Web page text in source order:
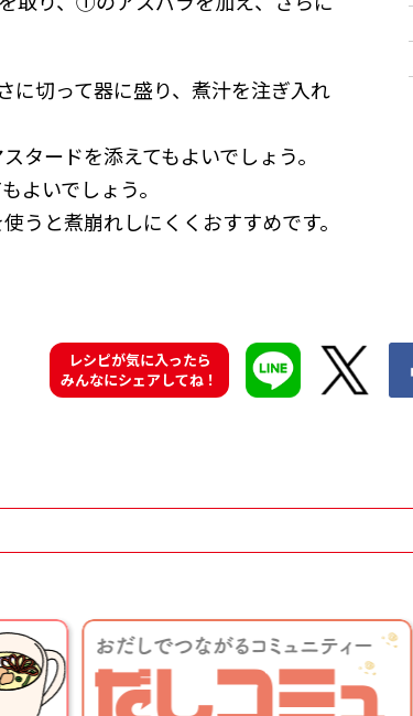
切って器に盛り、煮汁を注ぎ入れ
タードを添えてもよいでしょう。
よいでしょう。
うと煮崩れしにくくおすすめです。
レシピが気に入ったら
みんなにシェアしてね！